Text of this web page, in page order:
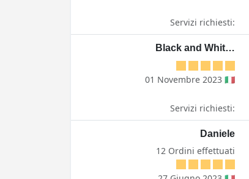
Servizi richiesti:
Black and Whit…
01 Novembre 2023 🇮🇹
Servizi richiesti:
Daniele
12 Ordini effettuati